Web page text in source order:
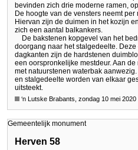
bevinden zich drie moderne ramen,
De hoogte van de vensters neemt
Hiervan zijn de duimen in het kozijn
zich een aantal balkankers.
De bakstenen kopgevel van het
doorgang naar het stalgedeelte.
dagkanten zijn de hardstenen
een oorspronkelijke mestdeur. Aan
met natuurstenen waterbak
en stalgedeelte worden van elkaar
uitsteekt.
‘n Lutske Brabants, zondag 10 mei 2020
Gemeentelijk monument
Herven 58